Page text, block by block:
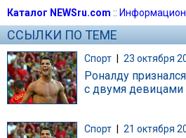
Каталог NEWSru.com ::
ССЫЛКИ ПО ТЕМЕ
Спорт | 23 октября
Роналду
с двумя девицами
Спорт 21 октября